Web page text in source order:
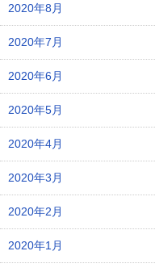
2020年8月
2020年7月
2020年6月
2020年5月
2020年4月
2020年3月
2020年2月
2020年1月